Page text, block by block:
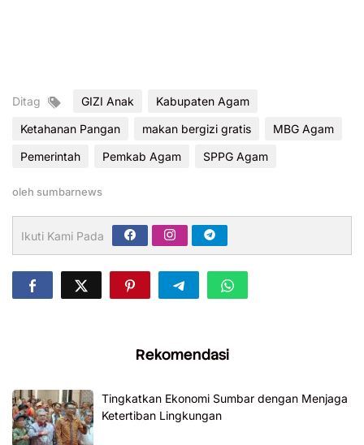
Ditag GIZI Anak
Kabupaten Agam
Ketahanan Pangan
makan bergizi gratis
MBG Agam
Pemerintah
Pemkab Agam SPPG Agam
oleh sumbarnews
Ikuti Kami Pada
Rekomendasi
Tingkatkan Ekonomi Sumbar dengan Menjaga
Ketertiban Lingkungan